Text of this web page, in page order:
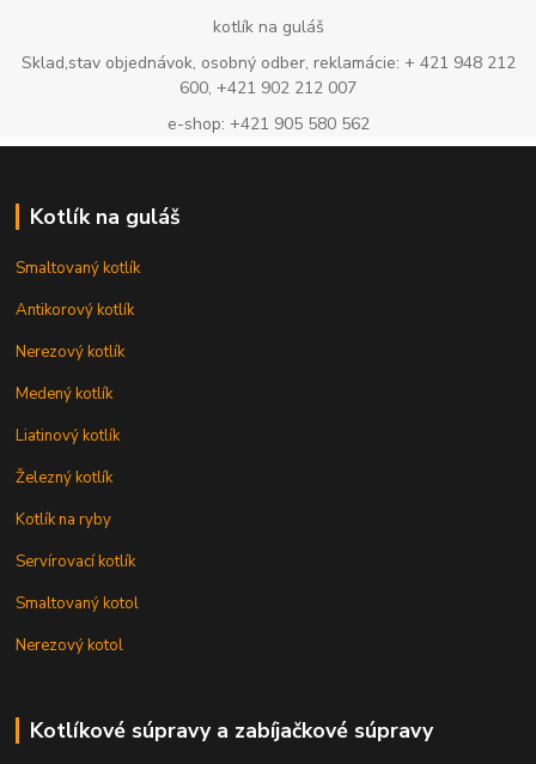
kotlík na guláš
Sklad,stav objednávok, osobný odber, reklamácie: + 421 948 212
600, +421 902 212 007
e-shop: +421 905 580 562
Kotlík na guláš
Smaltovaný kotlík
Antikorový kotlík
Nerezový kotlík
Medený kotlík
Liatinový kotlík
Železný kotlík
Kotlík na ryby
Servírovací kotlík
Smaltovaný kotol
Nerezový kotol
Kotlíkové súpravy a zabíjačkové súpravy